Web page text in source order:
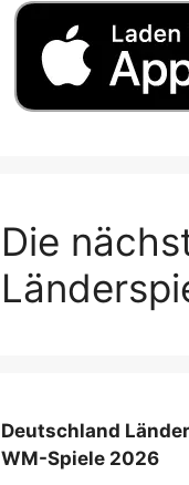
Die
Deutschland
WM-Spiele 2026